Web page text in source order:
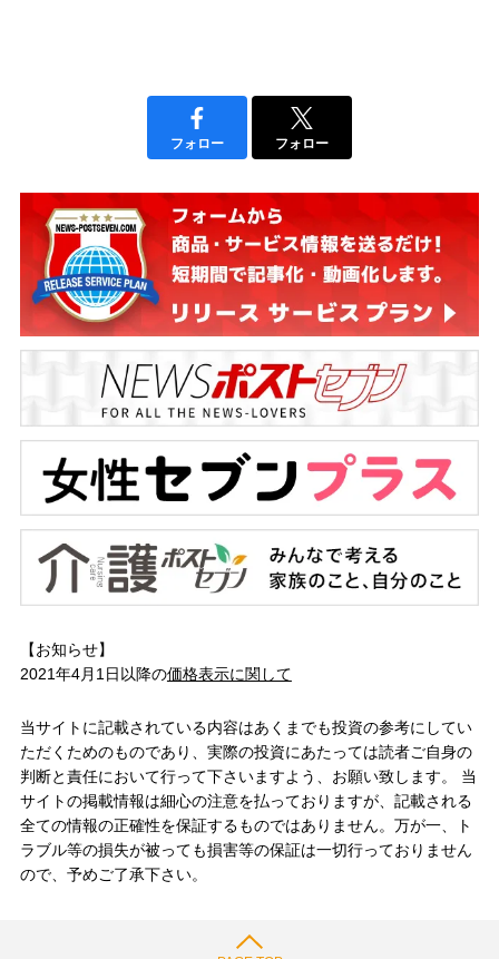
フォロー フォロー
【お知らせ】
2021年4月1日以降の価格表示に関して
当サイトに記載されている内容はあくまでも投資の参考にしてい
ただくためのものであり、実際の投資にあたっては読者ご自身の
判断と責任において行って下さいますよう、お願い致します。 当
サイトの掲載情報は細心の注意を払っておりますが、記載される
全ての情報の正確性を保証するものではありません。万が一、ト
ラブル等の損失が被っても損害等の保証は一切行っておりません
ので、予めご了承下さい。